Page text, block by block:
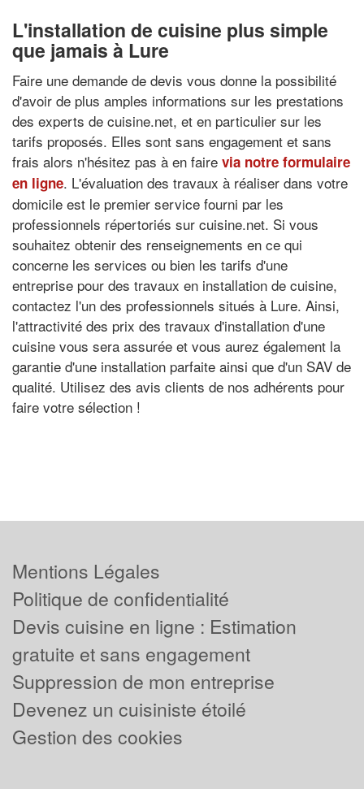
L'installation de cuisine plus simple
que jamais à Lure
Faire une demande de devis vous donne la possibilité
d'avoir de plus amples informations sur les prestations
des experts de cuisine.net, et en particulier sur les
tarifs proposés. Elles sont sans engagement et sans
frais alors n'hésitez pas à en faire via notre formulaire
en ligne. L'évaluation des travaux à réaliser dans votre
domicile est le premier service fourni par les
professionnels répertoriés sur cuisine.net. Si vous
souhaitez obtenir des renseignements en ce qui
concerne les services ou bien les tarifs d'une
entreprise pour des travaux en installation de cuisine,
contactez l'un des professionnels situés à Lure. Ainsi,
l'attractivité des prix des travaux d'installation d'une
cuisine vous sera assurée et vous aurez également la
garantie d'une installation parfaite ainsi que d'un SAV de
qualité. Utilisez des avis clients de nos adhérents pour
faire votre sélection !
Mentions Légales
Politique de confidentialité
Devis cuisine en ligne : Estimation
gratuite et sans engagement
Suppression de mon entreprise
Devenez un cuisiniste étoilé
Gestion des cookies